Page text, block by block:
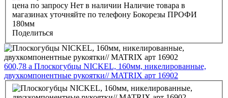
цена по запросу Нет в наличии Наличие товара в
магазинах уточняйте по телефону Бокорезы ПРОФИ
180мм
Поделиться
600,78 a Плоскогубцы NICKEL, 160мм, никелированные,
двухкомпонентные рукоятки// MATRIX арт 16902